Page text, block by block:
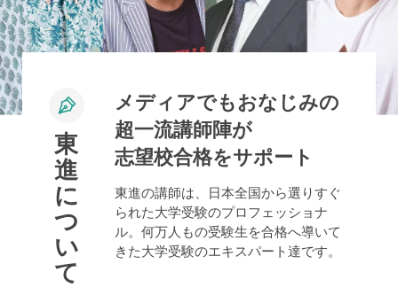
東
進
に
つ
い
て
メディアでもおなじみの
超一流講師陣が
志望校合格をサポート
東進の講師は、日本全国から選りすぐ
られた大学受験のプロフェッショナ
ル。何万人もの受験生を合格へ導いて
きた大学受験のエキスパート達です。